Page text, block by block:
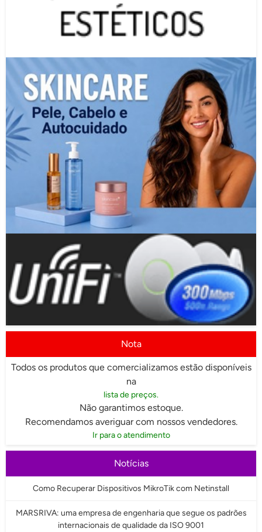
Nota
Todos os produtos que comercializamos estão disponíveis
na
lista de preços.
Não garantimos estoque.
Recomendamos averiguar com nossos vendedores.
Ir para o atendimento
Notícias
Como Recuperar Dispositivos MikroTik com Netinstall
MARSRIVA: uma empresa de engenharia que segue os padrões
internacionais de qualidade da ISO 9001